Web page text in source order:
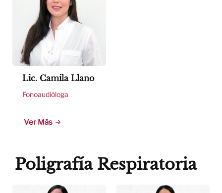
Lic. Camila Llano
Fonoaudióloga
Ver Más
Poligrafía Respiratoria